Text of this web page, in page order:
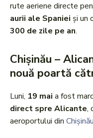
rute aeriene directe
aurii ale Spaniei și un
300 de zile pe an.
Chișinău –
nouă poartă
Luni, 19 mai a fost
direct spre Alicante,
aeroportului din